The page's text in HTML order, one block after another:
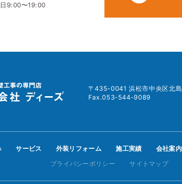
9:00〜19:00
〒435-0041 浜松市中央区北
Fax.053-544-9089
サービス 外装リフォーム 施工実績 会社案内
プライバシーポリシー
サイトマップ